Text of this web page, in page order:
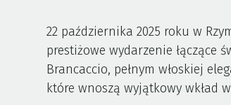
22 października 2025 roku w
prestiżowe wydarzenie łączące
Brancaccio, pełnym włoskiej
które wnoszą wyjątkowy wkład